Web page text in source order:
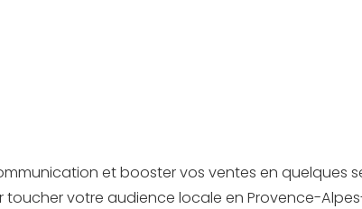
et booster vos ventes en quelques
votre audience locale en Provence-